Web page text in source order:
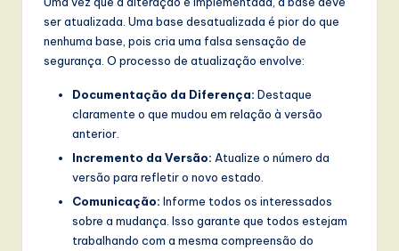
ser atualizada. Uma base desatualizada é pior do que
nenhuma base, pois cria uma falsa sensação de
segurança. O processo de atualização envolve:
Documentação da Diferença: Destaque
claramente o que mudou em relação à versão
anterior.
Incremento da Versão: Atualize o número da
versão para refletir o novo estado.
Comunicação: Informe todos os interessados
sobre a mudança. Isso garante que todos estejam
trabalhando com a mesma compreensão do